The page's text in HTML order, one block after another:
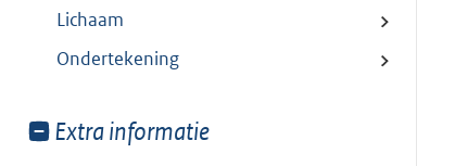
Lichaam
Ondertekening
Toon
Extra informatie